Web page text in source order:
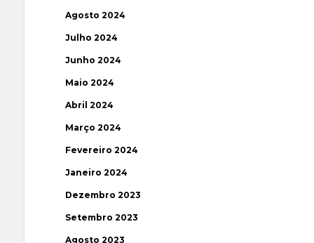
Agosto 2024
Julho 2024
Junho 2024
Maio 2024
Abril 2024
Março 2024
Fevereiro 2024
Janeiro 2024
Dezembro 2023
Setembro 2023
Agosto 2023